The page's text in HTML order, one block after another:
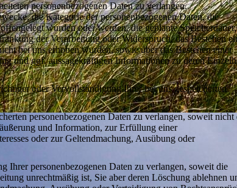
personenbezogenen Daten zu verlangen.
die Kategorie der personenbezogenen Daten, die
wurden oder werden, die geplante
der Verarbeitung oder Widerspruch, das Bestehen
bei uns erhoben wurden, sowie über das Bestehen einer
und ggf. aussagekräftigen Informationen zu deren
oder Vervollständigung Ihrer bei uns gespeicherten
personenbezogenen Daten zu verlangen, soweit nicht
und Information, zur Erfüllung einer
oder zur Geltendmachung, Ausübung oder
Ihrer personenbezogenen Daten zu verlangen, soweit die
unrechtmäßig ist, Sie aber deren Löschung ablehnen